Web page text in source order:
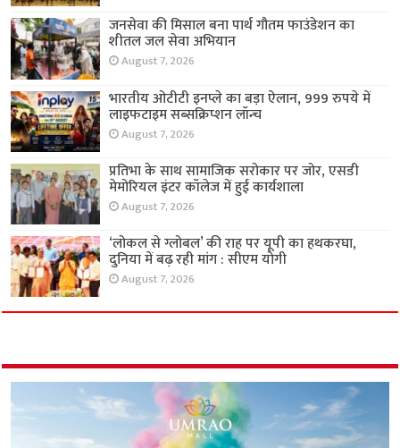
जनसेवा की मिसाल बना पार्थ गौतम फाउंडेशन का
शीतल जल सेवा अभियान
August 7, 2026
भारतीय ओटीटी इनप्ले का बड़ा ऐलान, 999 रुपये में
लाइफटाइम सब्सक्रिप्शन लॉन्च
August 7, 2026
प्रतिभा के साथ सामाजिक सरोकार पर जोर, एसडी
मेमोरियल इंटर कॉलेज में हुई कार्यशाला
August 7, 2026
‘लोकल से ग्लोबल’ की राह पर यूपी का हथकरघा,
दुनिया में बढ़ रही मांग : सीएम योगी
August 7, 2026